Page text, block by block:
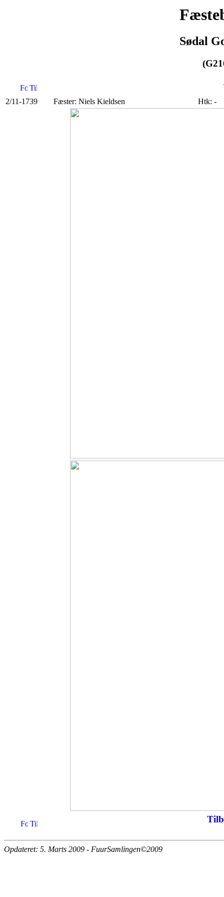
Sødal
2/11-1739 Fæster: Niels Kieldsen Htk: -
Opdateret: 5. Marts 2009 - FuurSamlingen©2009